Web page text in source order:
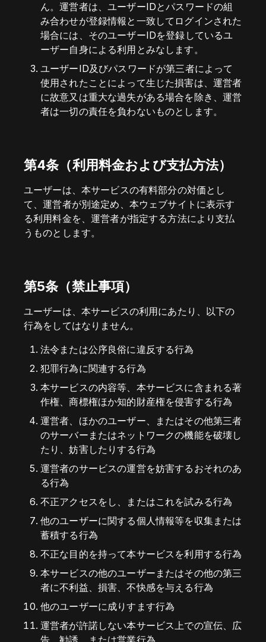
ん。運営者は、ユーザーIDとパスワードの組
み合わせが登録情報と一致してログインされた
場合には、そのユーザーIDを登録しているユ
ーザー自身による利用とみなします。
ユーザーID及びパスワードが第三者によって
使用されたことによって生じた損害は、運営者
に故意又は重大な過失がある場合を除き、運営
者は一切の責任を負わないものとします。
第4条（利用料金および支払方法）
ユーザーは、本サービスの有料部分の対価とし
て、運営者が別途定め、本ウェブサイトに表示す
る利用料金を、運営者が指定する方法により支払
うものとします。
第5条（禁止事項）
ユーザーは、本サービスの利用にあたり、以下の
行為をしてはなりません。
法令または公序良俗に違反する行為
犯罪行為に関連する行為
本サービスの内容等、本サービスに含まれる著
作権、商標権ほか知的財産権を侵害する行為
運営者、ほかのユーザー、またはその他第三者
のサーバーまたはネットワークの機能を破壊し
たり、妨害したりする行為
運営者のサービスの運営を妨害するおそれのあ
る行為
不正アクセスをし、またはこれを試みる行為
他のユーザーに関する個人情報等を収集または
蓄積する行為
不正な目的を持って本サービスを利用する行為
本サービスの他のユーザーまたはその他の第三
者に不利益、損害、不快感を与える行為
他のユーザーに成りすます行為
運営者が許諾しない本サービス上での宣伝、広
告、勧誘、または営業行為